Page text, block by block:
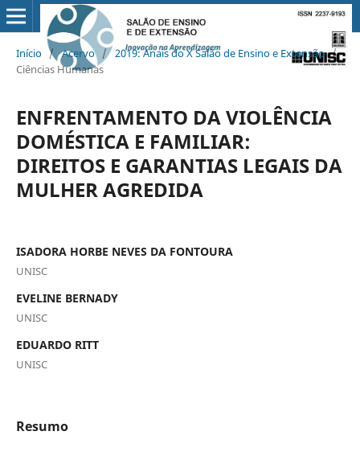
Início / Acervo / 2019: Anais do X Salão de Ensino e Extensão /
Ciências Humanas
ENFRENTAMENTO DA VIOLÊNCIA
DOMÉSTICA E FAMILIAR:
DIREITOS E GARANTIAS LEGAIS DA
MULHER AGREDIDA
ISADORA HORBE NEVES DA FONTOURA
UNISC
EVELINE BERNADY
UNISC
EDUARDO RITT
UNISC
Resumo